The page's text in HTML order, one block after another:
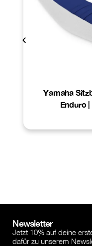
Yamaha
Enduro
Newsletter
Jetzt 10% auf deine
dafür zu unserem